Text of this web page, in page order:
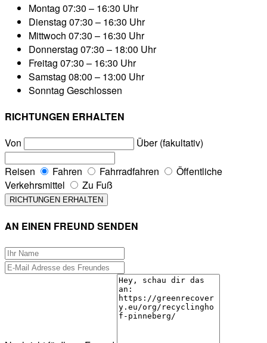
Montag 07:30 – 16:30 Uhr
Dienstag 07:30 – 16:30 Uhr
Mittwoch 07:30 – 16:30 Uhr
Donnerstag 07:30 – 18:00 Uhr
Freitag 07:30 – 16:30 Uhr
Samstag 08:00 – 13:00 Uhr
Sonntag Geschlossen
RICHTUNGEN ERHALTEN
Von
Über (fakultativ)
Reisen Fahren Fahrradfahren
Öffentliche
Verkehrsmittel
Zu Fuß
AN EINEN FREUND SENDEN